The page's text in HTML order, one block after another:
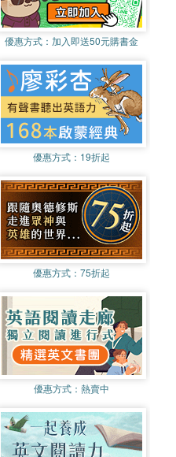
優惠方式： 加入即送50元購書金
優惠方式： 19折起
優惠方式： 75折起
優惠方式： 熱賣中